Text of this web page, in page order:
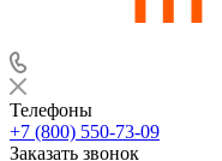
Телефоны
+7 (800) 550-73-09
Заказать звонок